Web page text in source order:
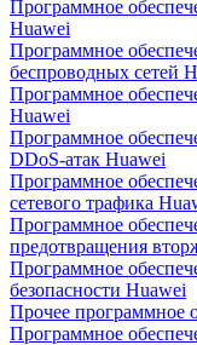
Программное
Huawei
Программное
беспроводных сетей
Программное
Huawei
Программное
DDoS-атак Huawei
Программное
сетевого трафика
Программное
предотвращения
Программное
безопасности Huawei
Прочее программное
Программное